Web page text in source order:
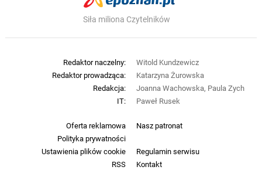
Siła miliona Czytelników
Oferta reklamowa
Nasz patronat
Polityka prywatności
Ustawienia plików cookie
Regulamin serwisu
RSS
Kontakt
Redaktor naczelny:
Witold Kundzewicz
Redaktor prowadząca:
Katarzyna Żurowska
Redakcja:
Joanna Wachowska, Paula Zych
IT:
Paweł Rusek